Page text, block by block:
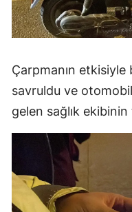
Çarpmanın
savruldu ve
gelen sağlık